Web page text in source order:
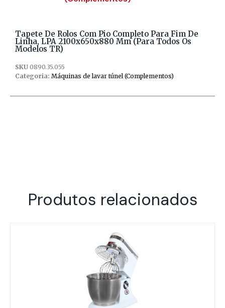
Tapete De Rolos Com Pio Completo Para Fim De
Linha, LPA 2100x650x880 Mm (Para Todos Os
Modelos TR)
SKU 0890.35.055
Categoria: Máquinas de lavar túnel (Complementos)
Produtos relacionados